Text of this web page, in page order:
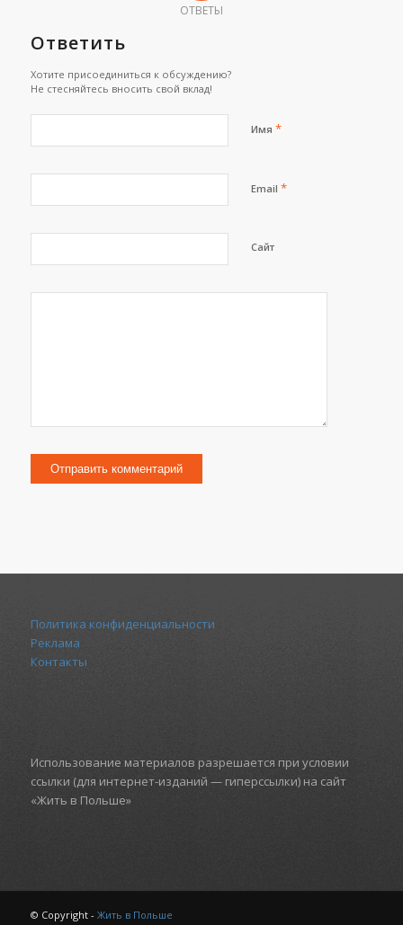
ОТВЕТЫ
Ответить
Хотите присоединиться к обсуждению?
Не стесняйтесь вносить свой вклад!
Имя *
Email *
Сайт
Политика конфиденциальности
Реклама
Контакты
Использование материалов разрешается при условии
ссылки (для интернет-изданий — гиперссылки) на сайт
«Жить в Польше»
© Copyright - Жить в Польше